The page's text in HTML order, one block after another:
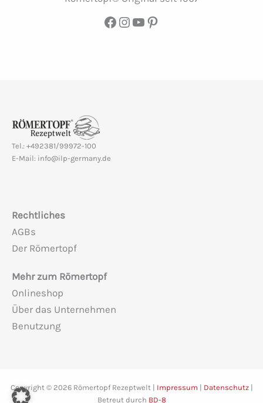
Facebook
Instagram
YouTube
Pinterest
Tel.: +492381/99972-100
E-Mail: info@ilp-germany.de
Rechtliches
AGBs
Der Römertopf
Mehr zum Römertopf
Onlineshop
Über das Unternehmen
Benutzung
Copyright © 2026 Römertopf Rezeptwelt | Impressum Datenschutz|
Betreut durch BD-8